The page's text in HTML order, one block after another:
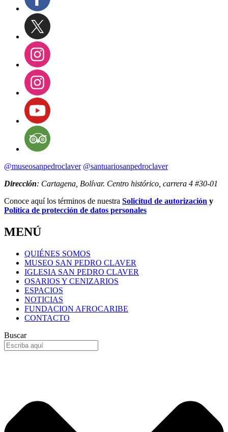
@museosanpedroclaver @santuariosanpedroclaver
Dirección: Cartagena, Bolívar. Centro histórico, carrera 4 #30-01
Conoce aquí los términos de nuestra Solicitud de autorización y
Política de protección de datos personales
MENÚ
QUIÉNES SOMOS
MUSEO SAN PEDRO CLAVER
IGLESIA SAN PEDRO CLAVER
OSARIOS Y CENIZARIOS
ESPACIOS
NOTICIAS
FUNDACION AFROCARIBE
CONTACTO
Buscar